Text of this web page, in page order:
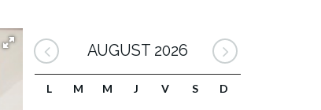
AUGUST 2026
L M M J V S D